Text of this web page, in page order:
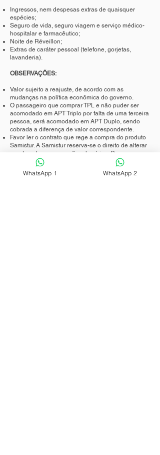
Ingressos, nem despesas extras de quaisquer
espécies;
Seguro de vida, seguro viagem e serviço médico-
hospitalar e farmacêutico;
Noite de Réveillon;
Extras de caráter pessoal (telefone, gorjetas,
lavanderia).
OBSERVAÇÕES:
Valor sujeito a reajuste, de acordo com as
mudanças na política econômica do governo.
O passageiro que comprar TPL e não puder ser
acomodado em APT Triplo por falta de uma terceira
pessoa, será acomodado em APT Duplo, sendo
cobrada a diferença de valor correspondente.
Favor ler o contrato que rege a compra do produto
Samistur. A Samistur reserva-se o direito de alterar
a ordem da programação e horários. Caso
necessário, para o bom andamento da excursão.
WhatsApp 1 WhatsApp 2